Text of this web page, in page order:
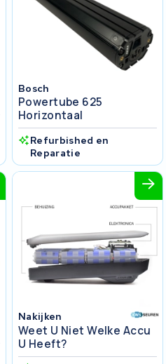
Bosch
Powertube 625
Horizontaal
Refurbished en
Reparatie
Nakijken
Weet U Niet Welke Accu
U Heeft?